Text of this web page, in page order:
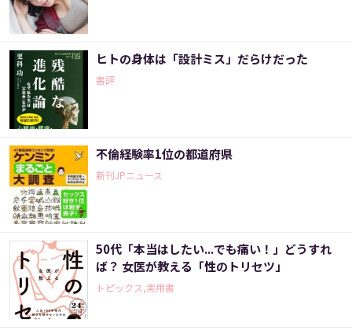
ヒトの身体は「設計ミス」だらけだった
書評
不倫経験率1位の都道府県
新刊JPニュース
50代「本当はしたい...でも痛い！」どうすれ
ば？ 女医が教える「性のトリセツ」
トピックス,実用書